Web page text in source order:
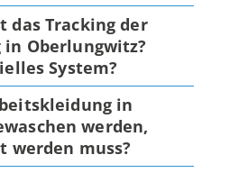
Tracking der
Oberlungwitz?
System?
in
werden,
werden muss?